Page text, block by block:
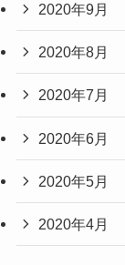
2020年9月
2020年8月
2020年7月
2020年6月
2020年5月
2020年4月